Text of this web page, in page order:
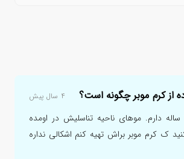
از کرم موبر چگونه است؟ ۴ سال پیش
سلام دختری ۱۰ ساله دارم. موهای ناحیه تناسلیش در اومده
ک کرم موبر براش تهیه کنم اشکالی نداره